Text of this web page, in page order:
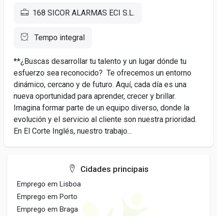
168 SICOR ALARMAS ECI S.L.
Tempo integral
**¿Buscas desarrollar tu talento y un lugar dónde tu
esfuerzo sea reconocido? Te ofrecemos un entorno
dinámico, cercano y de futuro. Aquí, cada día es una
nueva oportunidad para aprender, crecer y brillar.
Imagina formar parte de un equipo diverso, donde la
evolución y el servicio al cliente son nuestra prioridad.
En El Corte Inglés, nuestro trabajo...
Cidades principais
Emprego em Lisboa
Emprego em Porto
Emprego em Braga